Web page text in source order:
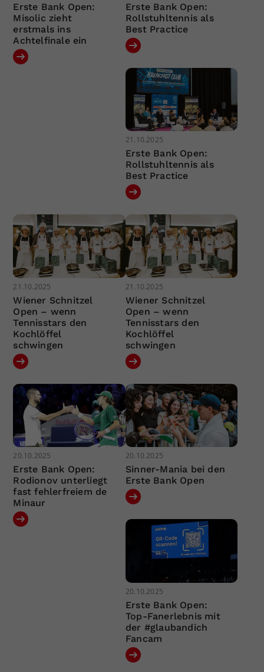
Erste Bank Open:
Misolic zieht
erstmals ins
Achtelfinale ein
Erste Bank Open:
Rollstuhltennis als
Best Practice
21.10.2025
Erste Bank Open:
Rollstuhltennis als
Best Practice
21.10.2025
Wiener Schnitzel
Open – wenn
Tennisstars den
Kochlöffel
schwingen
21.10.2025
Wiener Schnitzel
Open – wenn
Tennisstars den
Kochlöffel
schwingen
20.10.2025
Erste Bank Open:
Rodionov unterliegt
fast fehlerfreiem de
Minaur
20.10.2025
Sinner-Mania bei den
Erste Bank Open
20.10.2025
Erste Bank Open:
Top-Fanerlebnis mit
der #glaubandich
Fancam